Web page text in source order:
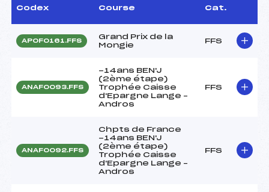
Codex Course Cat.
APOF0161.FFS
Grand Prix de la
Mongie
FFS
ANAF0093.FFS
-14ans BEN'J
(2ème étape)
Trophée Caisse
d'Epargne Lange –
Andros
FFS
ANAF0092.FFS
Chpts de France
-14ans BEN'J
(2ème étape)
Trophée Caisse
d'Epargne Lange –
Andros
FFS